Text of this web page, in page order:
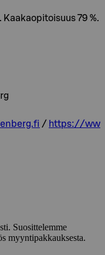
79 %.
/ https://ww
Suosittelemme
myyntipakkauksesta.